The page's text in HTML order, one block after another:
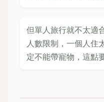
但單人旅行就不太適
人數限制，一個人住
定不能帶寵物，這點